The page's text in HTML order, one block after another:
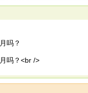
吗？
吗？<br />